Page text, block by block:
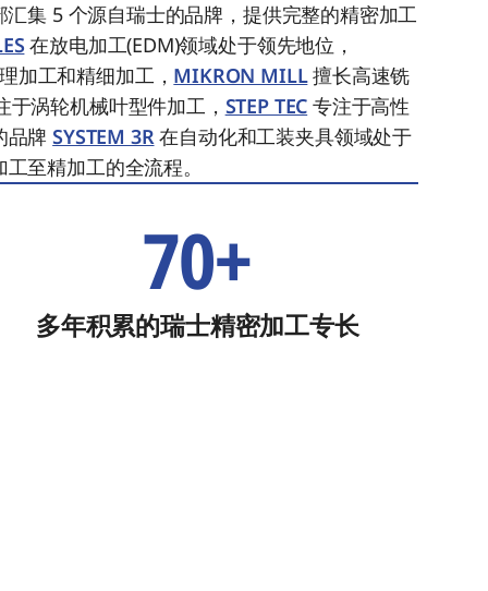
集 5 个源自瑞士的品牌，提供完整的精密加工
在放电加工(EDM)领域处于领先地位，
加工和精细加工， MIKRON MILL擅长高速铣
于涡轮机械叶型件加工， STEP TEC 专注于高性
品牌SYSTEM 3R在自动化和工装夹具领域处于
至精加工的全流程。
70+
多年积累的瑞士精密加工专长